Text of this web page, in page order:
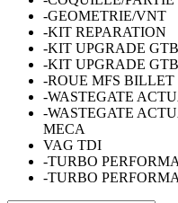
-GEOMETRIE/VNT
-KIT REPARATION
-KIT UPGRADE
-KIT UPGRADE
-ROUE MFS BILLET
-WASTEGATE
-WASTEGATE
MECA
VAG TDI
-TURBO
-TURBO